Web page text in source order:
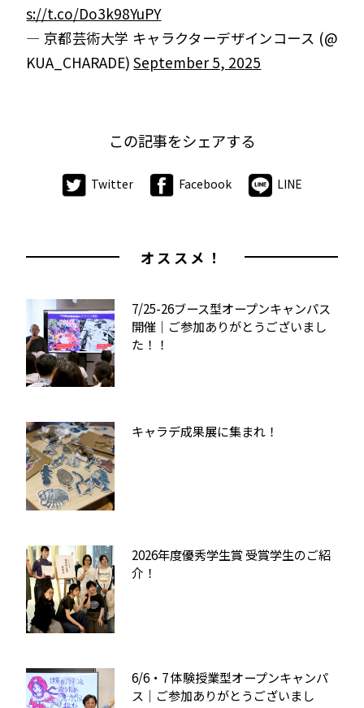
s://t.co/Do3k98YuPY
— 京都芸術大学 キャラクターデザインコース (@
KUA_CHARADE)September 5, 2025
この記事をシェアする
Twitter Facebook LINE
オススメ！
7/25-26ブース型オープンキャンパス
開催｜ご参加ありがとうございまし
た！！
キャラデ成果展に集まれ！
2026年度優秀学生賞 受賞学生のご紹
介！
6/6・7 体験授業型オープンキャンパ
ス｜ご参加ありがとうございまし